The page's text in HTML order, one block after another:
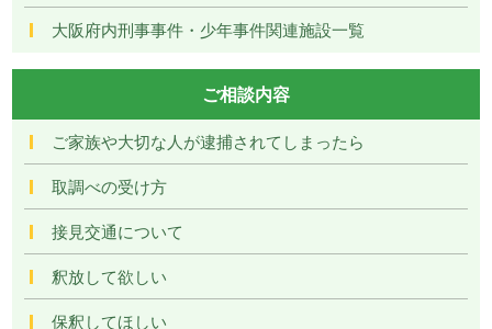
大阪府内刑事事件・少年事件関連施設一覧
ご相談内容
ご家族や大切な人が逮捕されてしまったら
取調べの受け方
接見交通について
釈放して欲しい
保釈してほしい